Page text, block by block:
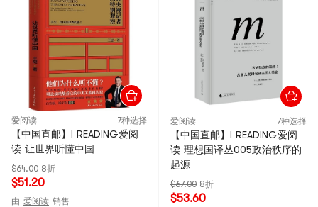
爱阅读 7种选择
【中国直邮】I READING爱阅
读 让世界听懂中国
$64.00 8折
$51.20
由 爱阅读 销售
爱阅读 7种选择
【中国直邮】I READING爱阅
读 理想国译丛005政治秩序的
起源
$67.00 8折
$53.60